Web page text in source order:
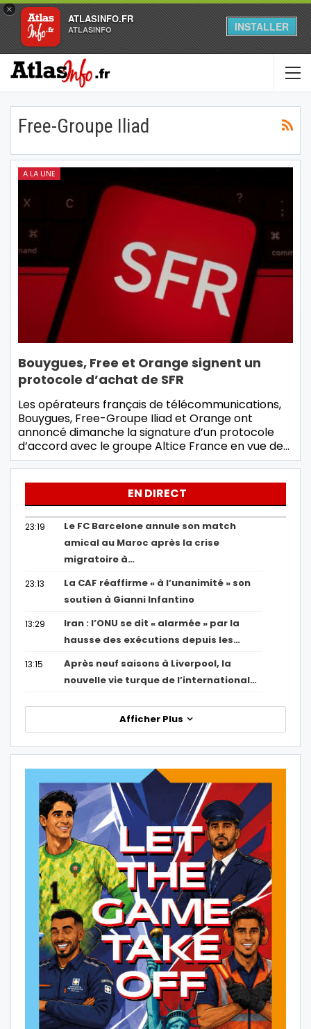
×
ATLASINFO.FR
ATLASINFO INSTALLER
Free-Groupe Iliad
A LA UNE
Bouygues, Free et Orange signent un
protocole d’achat de SFR
Les opérateurs français de télécommunications,
Bouygues, Free-Groupe Iliad et Orange ont
annoncé dimanche la signature d’un protocole
d’accord avec le groupe Altice France en vue de…
EN DIRECT
23:19
Le FC Barcelone annule son match
amical au Maroc après la crise
migratoire à…
23:13
La CAF réaffirme « à l’unanimité » son
soutien à Gianni Infantino
13:29
Iran : l’ONU se dit « alarmée » par la
hausse des exécutions depuis les…
13:15
Après neuf saisons à Liverpool, la
nouvelle vie turque de l’international…
Afficher Plus